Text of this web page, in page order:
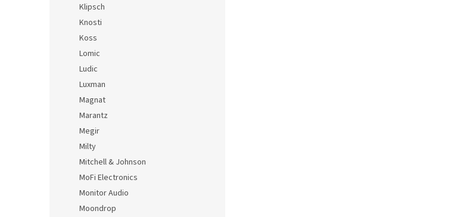
Klipsch
Knosti
Koss
Lomic
Ludic
Luxman
Magnat
Marantz
Megir
Milty
Mitchell & Johnson
MoFi Electronics
Monitor Audio
Moondrop